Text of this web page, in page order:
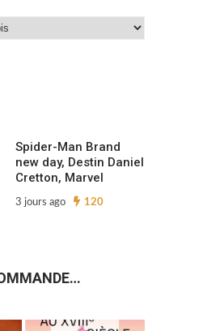
Spider-Man Brand
new day, Destin Daniel
Cretton, Marvel
3 jours ago 120